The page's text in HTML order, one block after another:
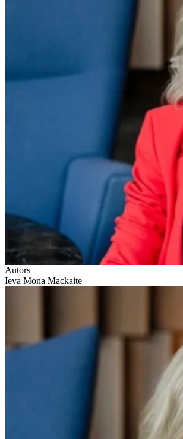
Autors
Ieva Mona Mackaite